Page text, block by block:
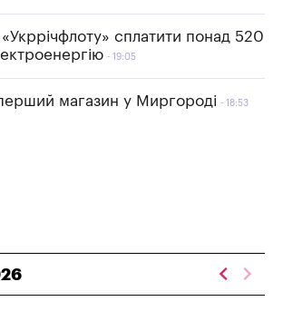
сплатити понад 520
19:05
магазин у Миргороді 18:53